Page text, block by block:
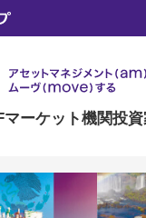
マーケット機関投
ハイ
ース）